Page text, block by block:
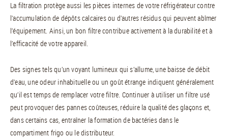
La filtration protège aussi les pièces internes de votre réfrigérateur contre
l’accumulation de dépôts calcaires ou d’autres résidus qui peuvent abîmer
l’équipement. Ainsi, un bon filtre contribue activement à la durabilité et à
l’efficacité de votre appareil.
Des signes tels qu’un voyant lumineux qui s’allume, une baisse de débit
d’eau, une odeur inhabituelle ou un goût étrange indiquent généralement
qu’il est temps de remplacer votre filtre. Continuer à utiliser un filtre usé
peut provoquer des pannes coûteuses, réduire la qualité des glaçons et,
dans certains cas, entraîner la formation de bactéries dans le
compartiment frigo ou le distributeur.